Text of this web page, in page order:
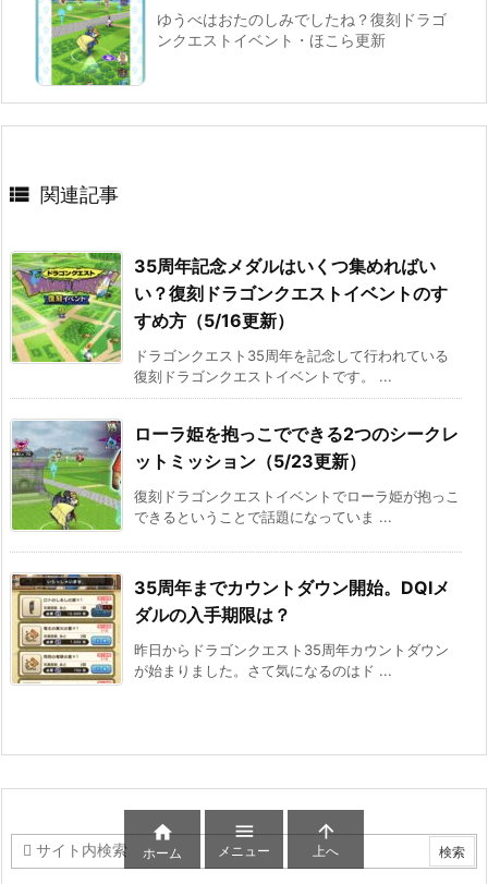
ゆうべはおたのしみでしたね？復刻ドラゴ
ンクエストイベント・ほこら更新
 関連記事
35周年記念メダルはいくつ集めればい
い？復刻ドラゴンクエストイベントのす
すめ方（5/16更新）
ドラゴンクエスト35周年を記念して行われている
復刻ドラゴンクエストイベントです。 ...
ローラ姫を抱っこでできる2つのシークレ
ットミッション（5/23更新）
復刻ドラゴンクエストイベントでローラ姫が抱っこ
できるということで話題になっていま ...
35周年までカウントダウン開始。DQⅠメ
ダルの入手期限は？
昨日からドラゴンクエスト35周年カウントダウン
が始まりました。さて気になるのはド ...

ホーム

メニュー

上へ